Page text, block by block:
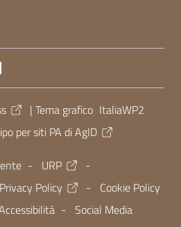
| Tema grafico ItaliaWP2
per siti PA di AgID
- URP
-
Privacy Policy -
Cookie Policy
- Social Media